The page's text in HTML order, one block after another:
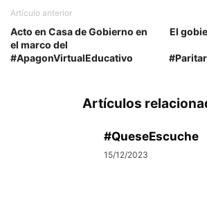
Artículo anterior
Acto en Casa de Gobierno en
el marco del
#ApagonVirtualEducativo
El
Artículos
#QueseEscuche
15/12/2023